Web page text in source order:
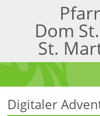
Dom
St.
Digitaler